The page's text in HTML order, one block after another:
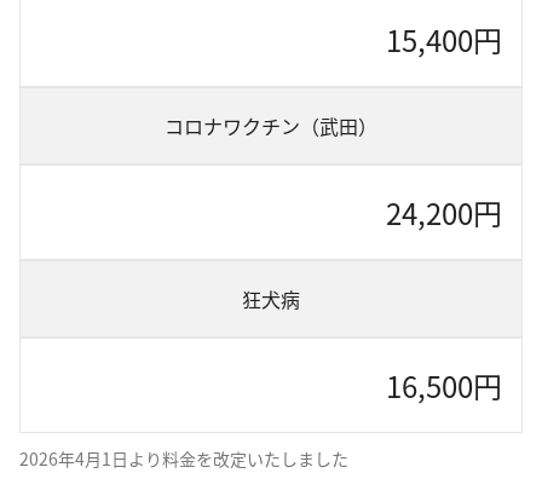
15,400円
コロナワクチン（武田）
24,200円
狂犬病
16,500円
2026年4月1日より料金を改定いたしました